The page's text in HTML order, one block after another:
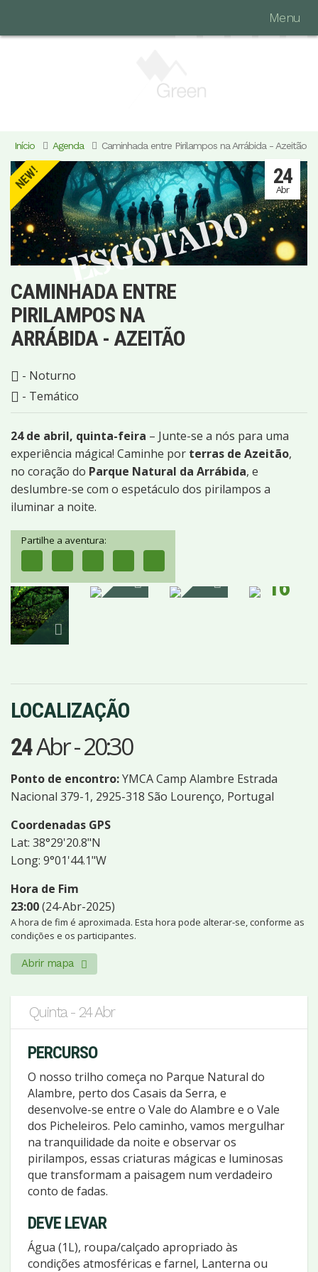
Menu
Início Agenda Caminhada entre Pirilampos na Arrábida - Azeitão
CAMINHADA ENTRE
PIRILAMPOS NA
ARRÁBIDA - AZEITÃO
ESGOTADO
NEW! 24
Abr
- Noturno
- Temático
24 de abril, quinta-feira – Junte-se a nós para uma
experiência mágica! Caminhe por terras de Azeitão,
no coração do Parque Natural da Arrábida, e
deslumbre-se com o espetáculo dos pirilampos a
iluminar a noite.
Partilhe a aventura:
16
IMAGENS
LOCALIZAÇÃO
24Abr-20:30
Ponto de encontro:YMCA Camp Alambre Estrada
Nacional 379-1, 2925-318 São Lourenço, Portugal
Coordenadas GPS
Lat: 38°29'20.8"N
Long: 9°01'44.1"W
Hora de Fim
23:00(24-Abr-2025)
A hora de fim é aproximada. Esta hora pode alterar-se, conforme as
condições e os participantes.
Abrir mapa
Quinta - 24 Abr
PERCURSO
O nosso trilho começa no Parque Natural do
Alambre, perto dos Casais da Serra, e
desenvolve-se entre o Vale do Alambre e o Vale
dos Picheleiros. Pelo caminho, vamos mergulhar
na tranquilidade da noite e observar os
pirilampos, essas criaturas mágicas e luminosas
que transformam a paisagem num verdadeiro
conto de fadas.
DEVE LEVAR
Água (1L), roupa/calçado apropriado às
condições atmosféricas e farnel, Lanterna ou